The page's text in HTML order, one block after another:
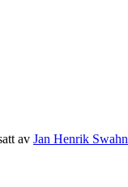
av Jan Henrik Swahn